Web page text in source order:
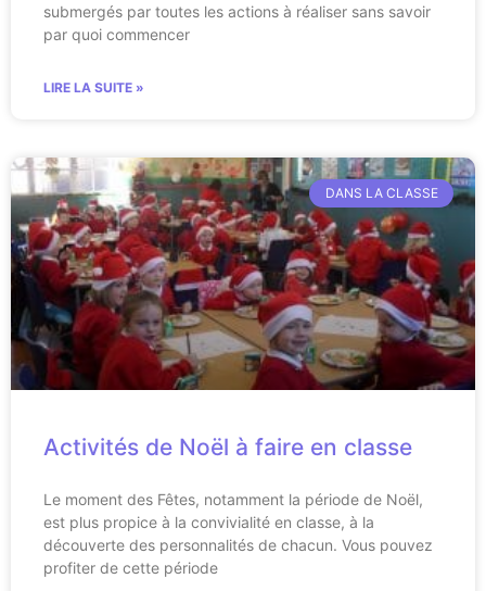
submergés par toutes les actions à réaliser sans savoir
par quoi commencer
LIRE LA SUITE »
DANS LA CLASSE
Activités de Noël à faire en classe
Le moment des Fêtes, notamment la période de Noël,
est plus propice à la convivialité en classe, à la
découverte des personnalités de chacun. Vous pouvez
profiter de cette période